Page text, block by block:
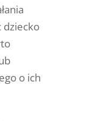
dziecko
o ich